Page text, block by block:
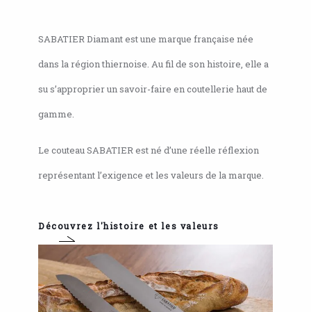
SABATIER Diamant est une marque française née
dans la région thiernoise. Au fil de son histoire, elle a
su s’approprier un savoir-faire en coutellerie haut de
gamme.
Le couteau SABATIER est né d’une réelle réflexion
représentant l’exigence et les valeurs de la marque.
Découvrez l'histoire et les valeurs